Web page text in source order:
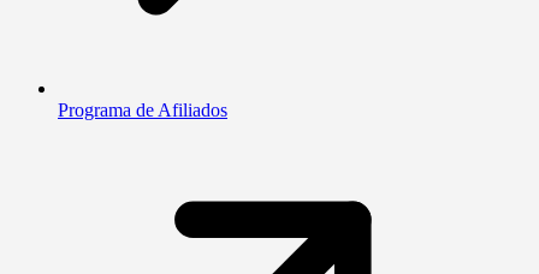
Programa de Afiliados